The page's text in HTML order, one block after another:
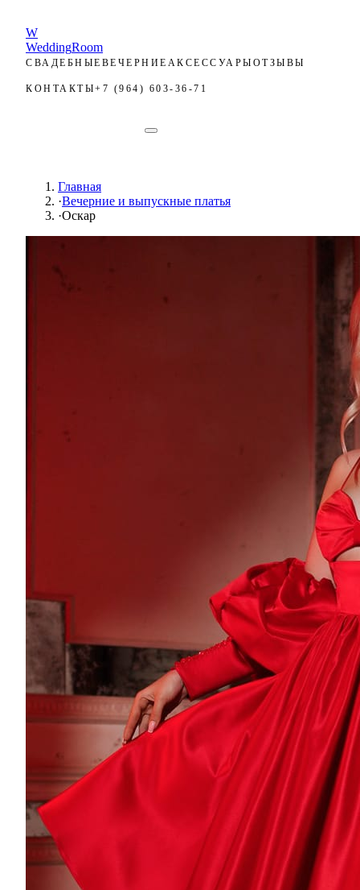
W
WeddingRoom
СВАДЕБНЫЕ ВЕЧЕРНИЕ АКСЕССУАРЫ ОТЗЫВЫ
КОНТАКТЫ+7 (964) 603-36-71
Главная
·Вечерние и выпускные платья
·Оскар